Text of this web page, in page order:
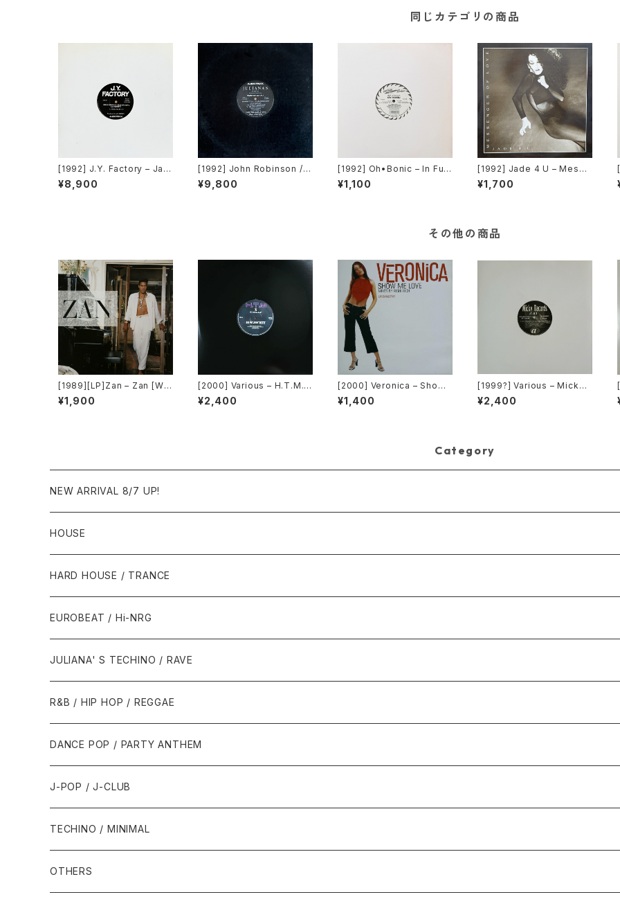
同じカテゴリの商品
[1992] J.Y. Factory – Jam
es Brown Is Dead Or Aliv
e [Avex Trax]
¥8,900
[1992] John Robinson / D
igital Volcano – Damnatio
n / Explosion [Avex Trax]
¥9,800
[1992] Oh•Bonic – In Ful
EFX [Cutting Techno]
¥1,100
[1992] Jade 4 U – Messe
nger Of Love [Trance Mi
ssion]
¥1,700
その他の商品
[1989][LP]Zan – Zan [War
ner Bros. Records]
¥1,900
[2000] Various – H.T.M. /
Back To The "Disco" ~私
もDiscoへ連れていって~ Re
¥2,400
[2000] Veronica – Show
Me Love [Urbanstar]
¥1,400
[1999?] Various – Micky
Records Vol.41 [Micky R
ecords.][PROMO]
¥2,400
Category
NEW ARRIVAL 8/7 UP!
HOUSE
1980年代
1987年・以前
1988年
1990年代
1990年
1991年
1996年
2000年代
2000年
2001年
2010年代
2010年
2011年
HARD HOUSE / TRANCE
1990年代
1994年・以前
1995年
2000年代
2000年
2001年
EUROBEAT / Hi-NRG
1980年代
1986年・以前
1987年
1990年代
1990年
1991年
2000年代
JULIANA' S TECHINO / RAVE
1990年代
1990年
1991年
2000年代
2000年
2001年
R&B / HIP HOP / REGGAE
1980年代
1985年・以前
1986年
1990年代
1990年
1991年
2000年代
2000年
DANCE POP / PARTY ANTHEM
1980年代
1988年・以前
1989年
1990年代
1990年
2000年代
J-POP / J-CLUB
1980年代
1990年代
TECHINO / MINIMAL
OTHERS